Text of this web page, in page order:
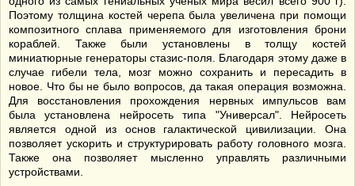
Поэтому толщина костей черепа была увеличена при помощи
композитного сплава применяемого для изготовления брони
кораблей. Также были установлены в толщу костей
миниатюрные генераторы стазис-поля. Благодаря этому даже в
случае гибели тела, мозг можно сохранить и пересадить в
новое. Что бы не было вопросов, да такая операция возможна.
Для восстановления прохождения нервных импульсов вам
была установлена нейросеть типа "Универсал". Нейросеть
является одной из основ галактической цивилизации. Она
позволяет ускорить и структурировать работу головного мозга.
Также она позволяет мысленно управлять различными
устройствами.